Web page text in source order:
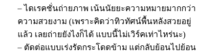
– ไดเรคชั่นถ่ายภาพ เน้นนัยยะความหมายมากกว่า
ความสวยงาม (เพราะคิดว่าทิวทัศน์พื้นหลังสวยอยู่
แล้ว เลยถ่ายยังไงก็ได้ แบบนี้ไม่เวิร์คเท่าไหร่นะ)
– ตัดต่อแบบเร่งรัดกระโดดข้าม แต่กลับย้อนไปย้อน